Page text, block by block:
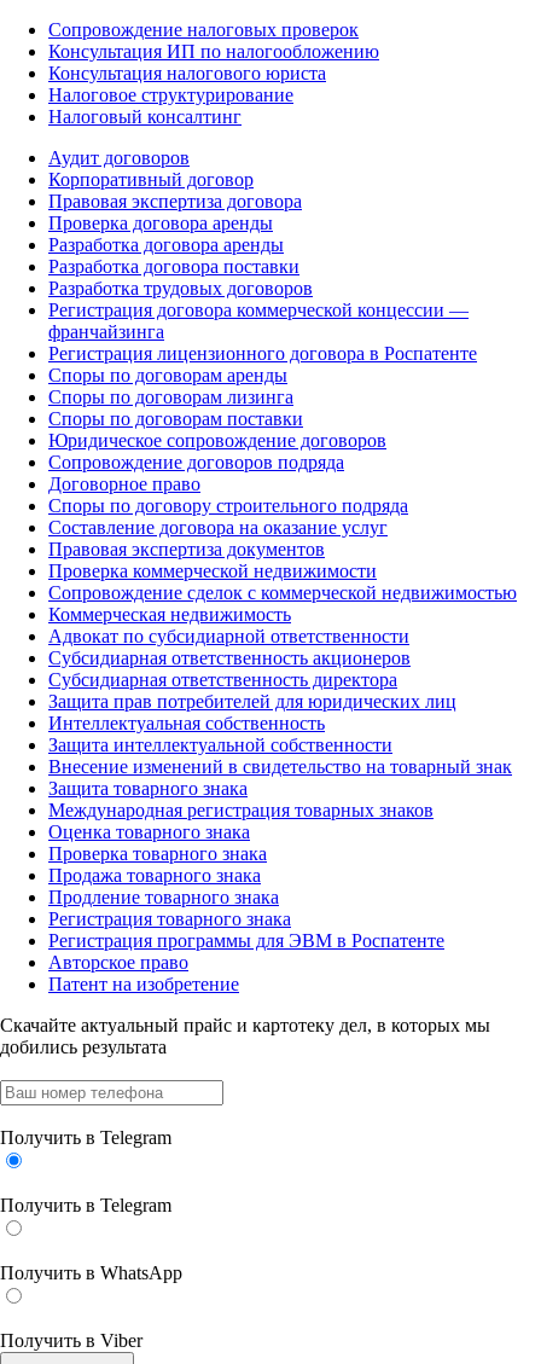
Сопровождение налоговых проверок
Консультация ИП по налогообложению
Консультация налогового юриста
Налоговое структурирование
Налоговый консалтинг
Аудит договоров
Корпоративный договор
Правовая экспертиза договора
Проверка договора аренды
Разработка договора аренды
Разработка договора поставки
Разработка трудовых договоров
Регистрация договора коммерческой концессии —
франчайзинга
Регистрация лицензионного договора в Роспатенте
Споры по договорам аренды
Споры по договорам лизинга
Споры по договорам поставки
Юридическое сопровождение договоров
Сопровождение договоров подряда
Договорное право
Споры по договору строительного подряда
Составление договора на оказание услуг
Правовая экспертиза документов
Проверка коммерческой недвижимости
Сопровождение сделок с коммерческой недвижимостью
Коммерческая недвижимость
Адвокат по субсидиарной ответственности
Субсидиарная ответственность акционеров
Субсидиарная ответственность директора
Защита прав потребителей для юридических лиц
Интеллектуальная собственность
Защита интеллектуальной собственности
Внесение изменений в свидетельство на товарный знак
Защита товарного знака
Международная регистрация товарных знаков
Оценка товарного знака
Проверка товарного знака
Продажа товарного знака
Продление товарного знака
Регистрация товарного знака
Регистрация программы для ЭВМ в Роспатенте
Авторское право
Патент на изобретение
Скачайте актуальный прайс и картотеку дел, в которых мы
добились результата
Получить в Telegram
Получить в Telegram
Получить в WhatsApp
Получить в Viber